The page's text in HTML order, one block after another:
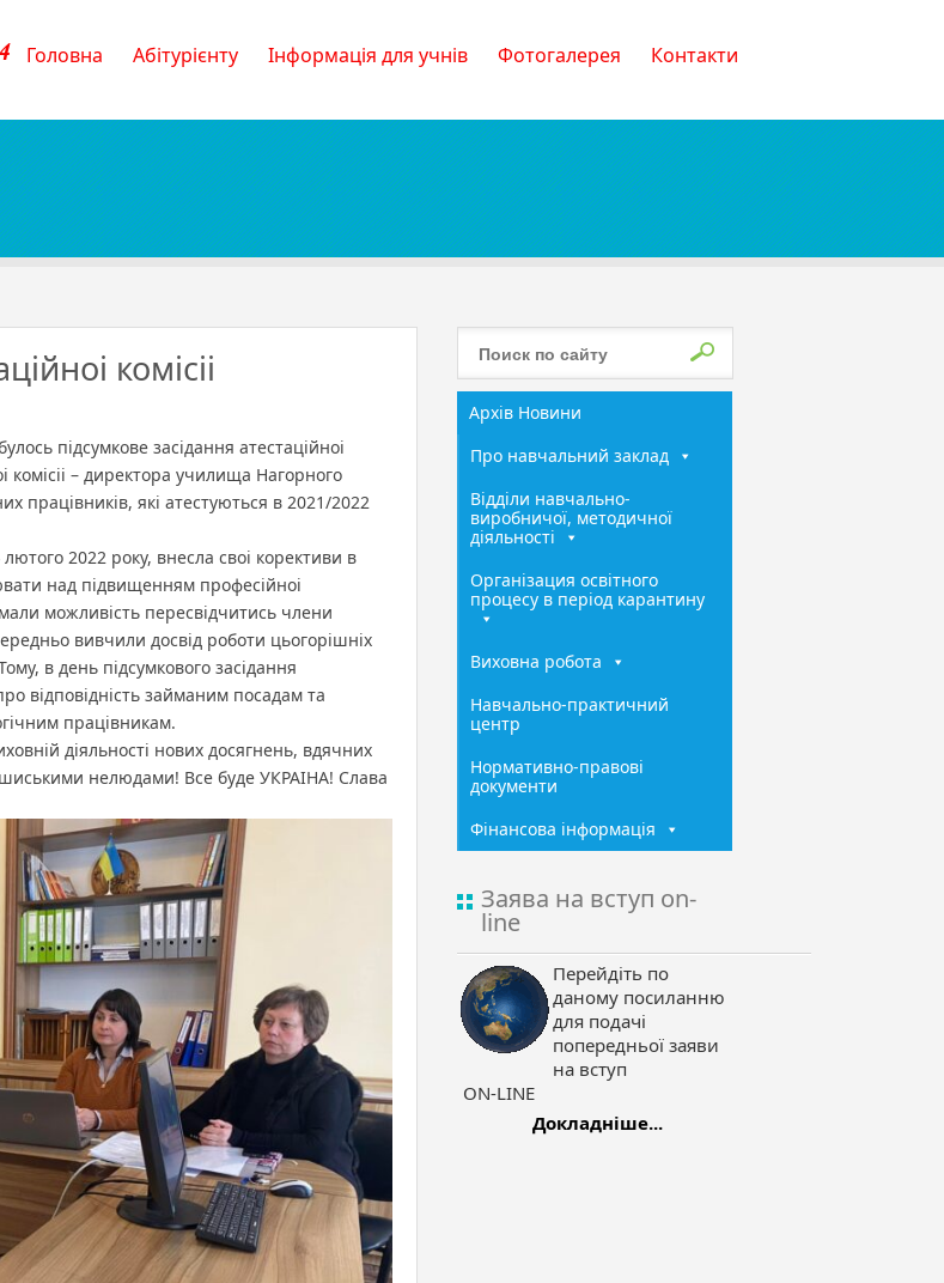
Головна Абітурієнту Інформація для учнів Фотогалерея Контакти
комісіі
підсумкове засідання атестаційноі
комісіі – директора училища Нагорного
працівників, які атестуються в 2021/2022
2022 року, внесла своі корективи в
над підвищенням професійноі
можливість пересвідчитись члени
вивчили досвід роботи цьогорішніх
в день підсумкового засідання
відповідність займаним посадам та
працівникам.
діяльності нових досягнень, вдячних
нелюдами! Все буде УКРАІНА! Слава
Архів Новини
Про навчальний заклад
Відділи навчально-
виробничої, методичної
діяльності
Організация освітного
процесу в період карантину
Виховна робота
Навчально-практичний
центр
Нормативно-правові
документи
Фінансова інформація
Заява на вступ on-
line
Перейдіть по
даному посиланню
для подачі
попередньої заяви
на вступ
ON-LINE
Докладніше...